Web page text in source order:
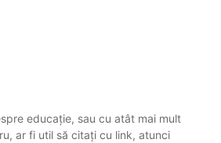
educație, sau cu atât mai mult
ar fi util să citați cu link, atunci